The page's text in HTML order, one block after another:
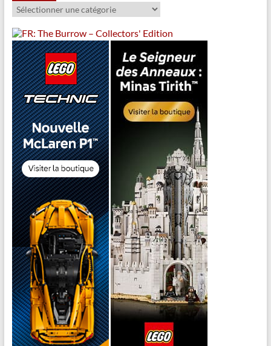
Catégories